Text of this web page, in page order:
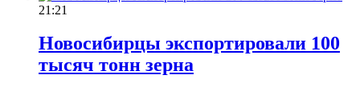
21:21
Новосибирцы экспортировали 100
тысяч тонн зерна